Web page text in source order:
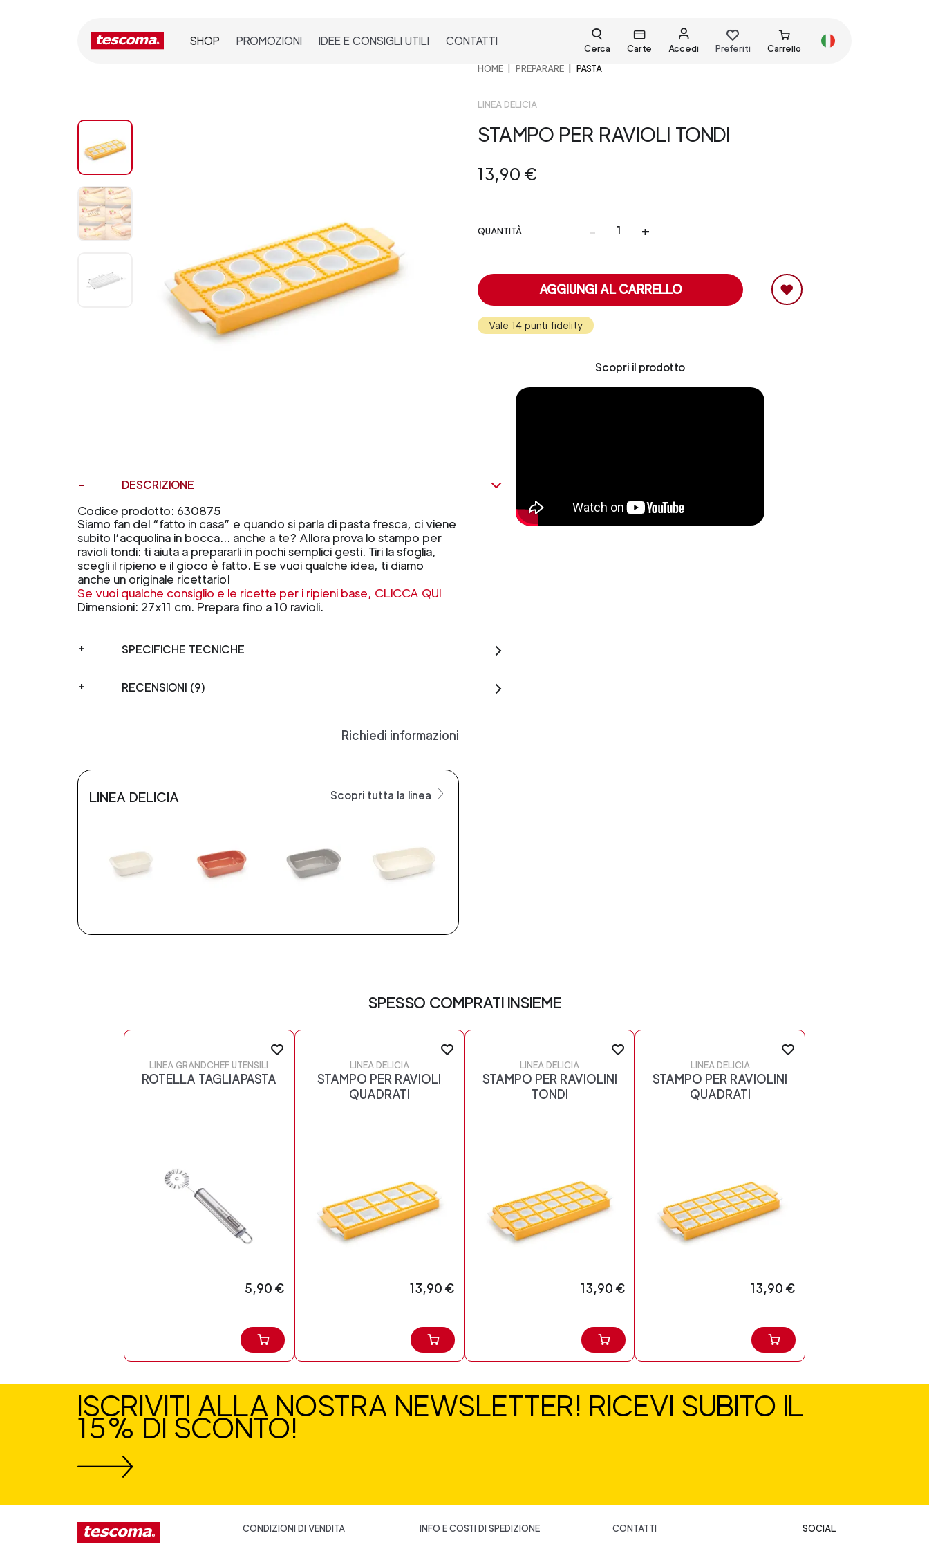
SHOP PROMOZIONI IDEE E CONSIGLI UTILI CONTATTI
Cerca Carte Accedi Preferiti Carrello
DESCRIZIONE
Codice prodotto: 630875
Siamo fan del “fatto in casa” e quando si parla di pasta fresca, ci viene
subito l’acquolina in bocca... anche a te? Allora prova lo stampo per
ravioli tondi: ti aiuta a prepararli in pochi semplici gesti. Tiri la sfoglia,
scegli il ripieno e il gioco è fatto. E se vuoi qualche idea, ti diamo
anche un originale ricettario!
Se vuoi qualche consiglio e le ricette per i ripieni base, CLICCA QUI
Dimensioni: 27x11 cm. Prepara fino a 10 ravioli.
SPECIFICHE TECNICHE
RECENSIONI (9)
Richiedi informazioni
LINEA DELICIA Scopri tutta la linea
HOME PREPARARE PASTA
LINEA DELICIA
STAMPO PER RAVIOLI TONDI
13,90 €
QUANTITÀ - +
AGGIUNGI AL CARRELLO
Vale 14 punti fidelity
Scopri il prodotto
SPESSO COMPRATI INSIEME
LINEA GRANDCHEF UTENSILI
ROTELLA TAGLIAPASTA
5,90 €
LINEA DELICIA
STAMPO PER RAVIOLI
QUADRATI
13,90 €
LINEA DELICIA
STAMPO PER RAVIOLINI
TONDI
13,90 €
LINEA DELICIA
STAMPO PER RAVIOLINI
QUADRATI
13,90 €
ISCRIVITI ALLA NOSTRA NEWSLETTER! RICEVI SUBITO IL
15% DI SCONTO!
CONDIZIONI DI VENDITA INFO E COSTI DI SPEDIZIONE CONTATTI SOCIAL